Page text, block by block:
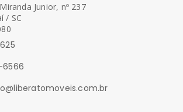
Junior, nº 237
/ SC